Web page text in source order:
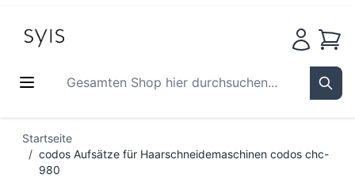
Gesamten Shop hier durchsuchen...
Startseite
/ codos Aufsätze für Haarschneidemaschinen codos chc-
980